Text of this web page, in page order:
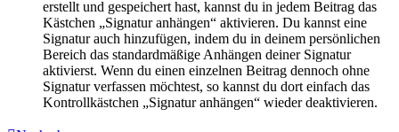
erstellt und gespeichert hast, kannst du in jedem Beitrag das
Kästchen „Signatur anhängen“ aktivieren. Du kannst eine
Signatur auch hinzufügen, indem du in deinem persönlichen
Bereich das standardmäßige Anhängen deiner Signatur
aktivierst. Wenn du einen einzelnen Beitrag dennoch ohne
Signatur verfassen möchtest, so kannst du dort einfach das
Kontrollkästchen „Signatur anhängen“ wieder deaktivieren.